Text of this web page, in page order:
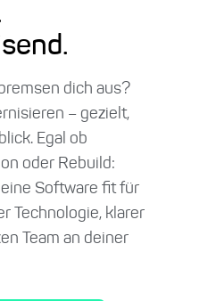
dich aus?
– gezielt,
Egal ob
oder Rebuild:
Software fit für
Technologie, klarer
Team an deiner